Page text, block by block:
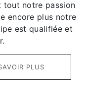
tout notre passion
encore plus notre
est qualifiée et
PLUS